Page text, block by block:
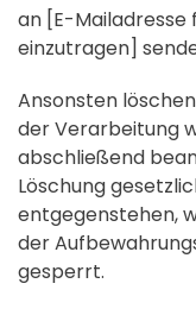
an [E-Mailadresse
einzutragen]
Ansonsten
der Verarbeitung
abschließend
Löschung
entgegenstehen,
der
gesperrt.